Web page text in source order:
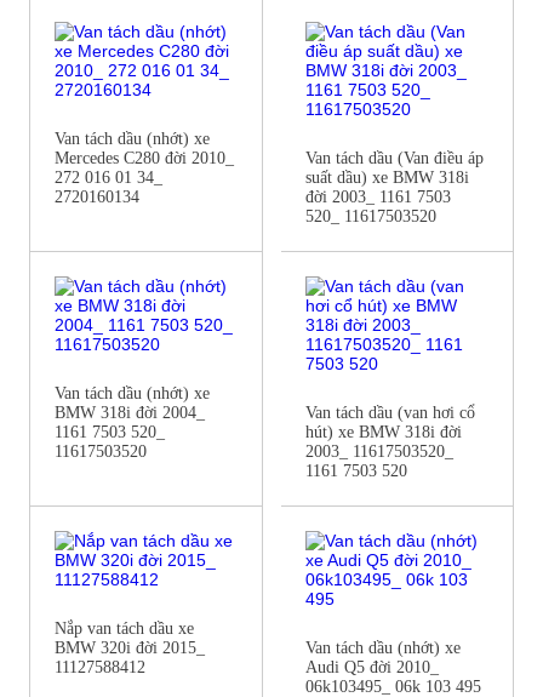
Van tách dầu (nhớt) xe
Mercedes C280 đời 2010_
272 016 01 34_
2720160134
Van tách dầu (Van điều áp
suất dầu) xe BMW 318i
đời 2003_ 1161 7503
520_ 11617503520
Van tách dầu (nhớt) xe
BMW 318i đời 2004_
1161 7503 520_
11617503520
Van tách dầu (van hơi cổ
hút) xe BMW 318i đời
2003_ 11617503520_
1161 7503 520
Nắp van tách dầu xe
BMW 320i đời 2015_
11127588412
Van tách dầu (nhớt) xe
Audi Q5 đời 2010_
06k103495_ 06k 103 495